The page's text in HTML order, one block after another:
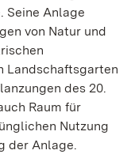
Seine Anlage
von Natur und
Landschaftsgarten
des 20.
Raum für
Nutzung
der Anlage.